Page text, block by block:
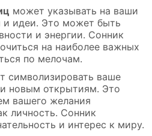
может указывать на ваши
и идеи. Это может быть
и энергии. Сонник
на наиболее важных
по мелочам.
символизировать ваше
новым открытиям. Это
вашего желания
личность. Сонник
и интерес к миру.